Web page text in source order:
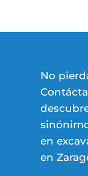
No
en
en